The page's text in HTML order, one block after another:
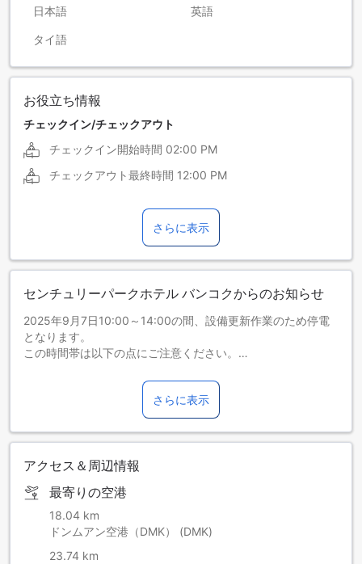
日本語 英語
タイ語
お役立ち情報
チェックイン/チェックアウト
チェックイン開始時間 02:00 PM
チェックアウト最終時間 12:00 PM
さらに表示
センチュリーパークホテル バンコクからのお知らせ
2025年9月7日10:00～14:00の間、設備更新作業のため停電
となります。
この時間帯は以下の点にご注意ください。
・非常灯：お客様の安全のため、ロビー、エレベーター、レ
ストラン、客室階の廊下など共用エリアでは非常灯が点灯し
・客室：全客室で空調、温水、電気のご利用ができなくなり
ご不便をおかけするため、停電中はロビーにて無料の冷たい
間、BTSスカイトレインへの無料シャトルサービスも増便い
たします。
さらに表示
アクセス＆周辺情報
最寄りの空港
18.04 km
ドンムアン空港（DMK） (DMK)
23.74 km